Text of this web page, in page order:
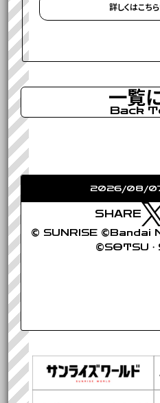
詳しくはこち
一覧
Back
2026/08/
SHARE
© SUNRISE ©Bandai
©SOTSU